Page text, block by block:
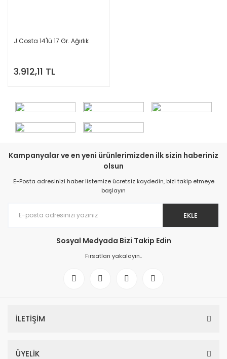
J.Costa 14'lü 17 Gr. Ağırlık
3.912,11 TL
Kampanyalar ve en yeni ürünlerimizden ilk sizin haberiniz
olsun
E-Posta adresinizi haber listemize ücretsiz kaydedin, bizi takip etmeye
başlayın
EKLE
Sosyal Medyada Bizi Takip Edin
Fırsatları yakalayın..
İLETİŞİM
ÜYELİK